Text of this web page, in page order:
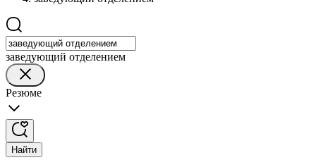
заведующий отделением
Резюме
Найти